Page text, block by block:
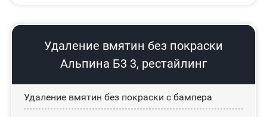
Удаление вмятин без покраски
Альпина Б3 3, рестайлинг
Удаление вмятин без покраски с бампера